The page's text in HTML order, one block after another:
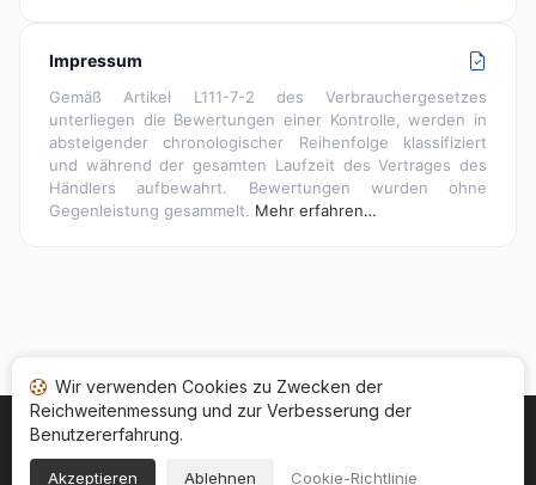
Impressum
Gemäß Artikel L111-7-2 des Verbrauchergesetzes
unterliegen die Bewertungen einer Kontrolle, werden in
absteigender chronologischer Reihenfolge klassifiziert
und während der gesamten Laufzeit des Vertrages des
Händlers aufbewahrt. Bewertungen wurden ohne
Gegenleistung gesammelt. Mehr erfahren…
Startseite Ihr Bewertungsstatus
Allgemeine Nutzungsbedingugen
Wir verwenden Cookies zu Zwecken der
Reichweitenmessung und zur Verbesserung der
Benutzererfahrung.
Akzeptieren Ablehnen Cookie-Richtlinie